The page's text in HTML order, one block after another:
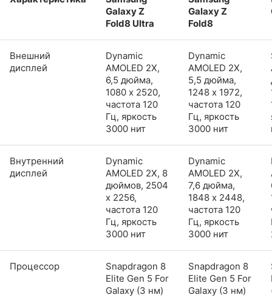
Galaxy Z
Fold8 Ultra
Galaxy Z
Fold8
Внешний
дисплей
Dynamic
AMOLED 2X,
6,5 дюйма,
1080 x 2520,
частота 120
Гц, яркость
3000 нит
Dynamic
AMOLED 2X,
5,5 дюйма,
1248 x 1972,
частота 120
Гц, яркость
3000 нит
Внутренний
дисплей
Dynamic
AMOLED 2X, 8
дюймов, 2504
x 2256,
частота 120
Гц, яркость
3000 нит
Dynamic
AMOLED 2X,
7,6 дюйма,
1848 x 2448,
частота 120
Гц, яркость
3000 нит
Процессор
Snapdragon 8
Elite Gen 5 For
Galaxy (3 нм)
Snapdragon 8
Elite Gen 5 For
Galaxy (3 нм)